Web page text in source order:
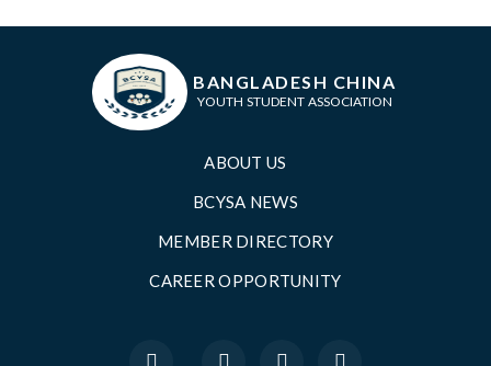
BANGLADESH CHINA
YOUTH STUDENT ASSOCIATION
ABOUT US
BCYSA NEWS
MEMBER DIRECTORY
CAREER OPPORTUNITY